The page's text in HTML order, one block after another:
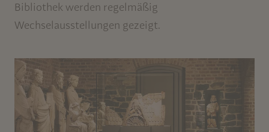
Bibliothek werden regelmäßig
Wechselausstellungen gezeigt.